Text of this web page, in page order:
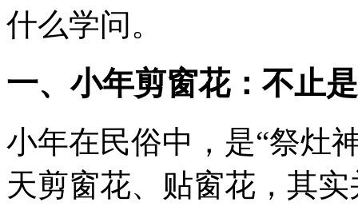
什么学问。
一、小年剪窗花：不止
小年在民俗中，是“祭灶
天剪窗花、贴窗花，其